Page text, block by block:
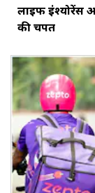
लाइफ इंश्योरेंस
की चपत